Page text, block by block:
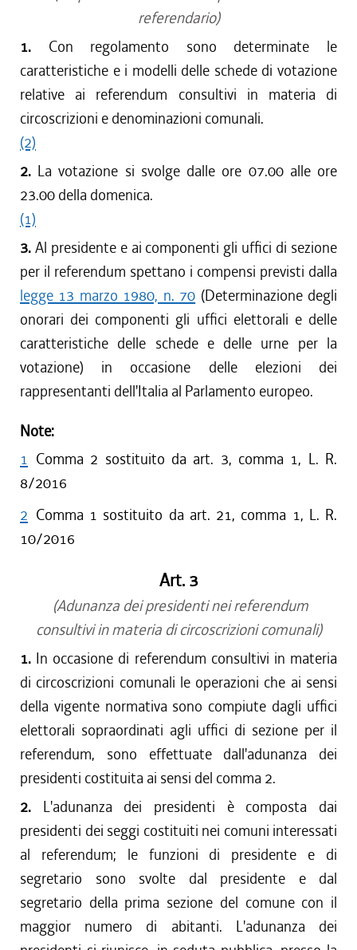
referendario)
1. Con regolamento sono determinate le
caratteristiche e i modelli delle schede di votazione
relative ai referendum consultivi in materia di
circoscrizioni e denominazioni comunali.
(2)
2. La votazione si svolge dalle ore 07.00 alle ore
23.00 della domenica.
(1)
3. Al presidente e ai componenti gli uffici di sezione
per il referendum spettano i compensi previsti dalla
legge 13 marzo 1980, n. 70 (Determinazione degli
onorari dei componenti gli uffici elettorali e delle
caratteristiche delle schede e delle urne per la
votazione) in occasione delle elezioni dei
rappresentanti dell'Italia al Parlamento europeo.
Note:
1 Comma 2 sostituito da art. 3, comma 1, L. R.
8/2016
2 Comma 1 sostituito da art. 21, comma 1, L. R.
10/2016
Art. 3
(Adunanza dei presidenti nei referendum
consultivi in materia di circoscrizioni comunali)
1. In occasione di referendum consultivi in materia
di circoscrizioni comunali le operazioni che ai sensi
della vigente normativa sono compiute dagli uffici
elettorali sopraordinati agli uffici di sezione per il
referendum, sono effettuate dall'adunanza dei
presidenti costituita ai sensi del comma 2.
2. L'adunanza dei presidenti è composta dai
presidenti dei seggi costituiti nei comuni interessati
al referendum; le funzioni di presidente e di
segretario sono svolte dal presidente e dal
segretario della prima sezione del comune con il
maggior numero di abitanti. L'adunanza dei